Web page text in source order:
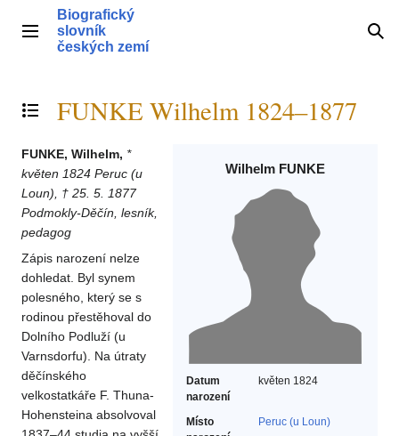
obsahHlavní menu
Biografický
slovník
českých zemí
Přepnout obsah
FUNKE Wilhelm 1824–1877
Wilhelm FUNKE
Datum
narození
květen 1824
Místo
Peruc (u Loun)
FUNKE, Wilhelm, *
květen 1824 Peruc (u
Loun), † 25. 5. 1877
Podmokly-Děčín, lesník,
pedagog
Zápis narození nelze
dohledat. Byl synem
polesného, který se s
rodinou přestěhoval do
Dolního Podluží (u
Varnsdorfu). Na útraty
děčínského
velkostatkáře F. Thuna-
Hohensteina absolvoval